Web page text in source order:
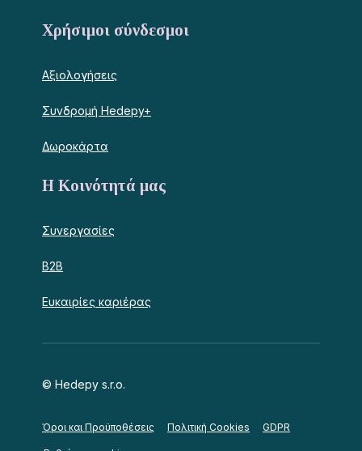
Χρήσιμοι σύνδεσμοι
Αξιολογήσεις
Συνδρομή Hedepy+
Δωροκάρτα
Η Κοινότητά μας
Συνεργασίες
B2B
Ευκαιρίες καριέρας
© Hedepy s.r.o.
Όροι και Προϋποθέσεις Πολιτική Cookies GDPR